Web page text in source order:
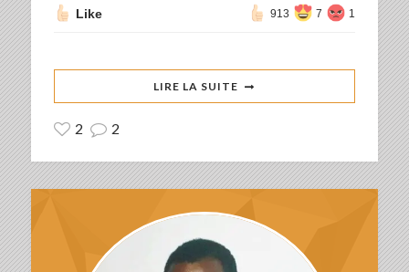
Like 913 7 1
LIRE LA SUITE
2 2